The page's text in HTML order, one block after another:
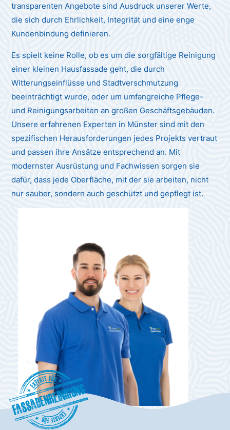
transparenten Angebote sind Ausdruck unserer Werte,
die sich durch Ehrlichkeit, Integrität und eine enge
Kundenbindung definieren.
Es spielt keine Rolle, ob es um die sorgfältige Reinigung
einer kleinen Hausfassade geht, die durch
Witterungseinflüsse und Stadtverschmutzung
beeinträchtigt wurde, oder um umfangreiche Pflege-
und Reinigungsarbeiten an großen Geschäftsgebäuden.
Unsere erfahrenen Experten in Münster sind mit den
spezifischen Herausforderungen jedes Projekts vertraut
und passen ihre Ansätze entsprechend an. Mit
modernster Ausrüstung und Fachwissen sorgen sie
dafür, dass jede Oberfläche, mit der sie arbeiten, nicht
nur sauber, sondern auch geschützt und gepflegt ist.
Fassadenreinigung